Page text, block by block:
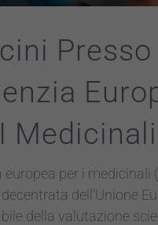
Presso
Medicinali
europea per i medicinali
decentrata dell’Unione
della valutazione